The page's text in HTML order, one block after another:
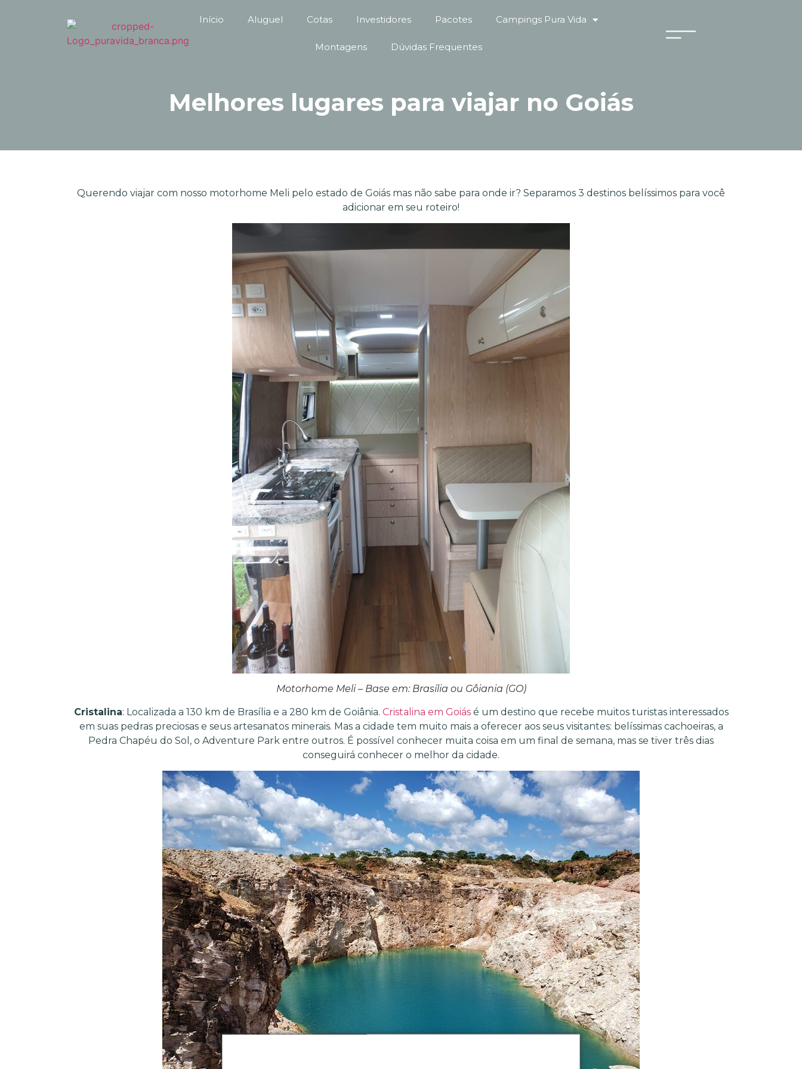
Início Aluguel Cotas Investidores Pacotes Campings Pura Vida
Montagens Dúvidas Frequentes
Melhores lugares para viajar no Goiás
Querendo viajar com nosso motorhome Meli pelo estado de Goiás mas não sabe para onde ir? Separamos 3 destinos belíssimos para você
adicionar em seu roteiro!
Motorhome Meli – Base em: Brasília ou Gôiania (GO)
Cristalina: Localizada a 130 km de Brasília e a 280 km de Goiânia. Cristalina em Goiásé um destino que recebe muitos turistas interessados
em suas pedras preciosas e seus artesanatos minerais. Mas a cidade tem muito mais a oferecer aos seus visitantes: belíssimas cachoeiras, a
Pedra Chapéu do Sol, o Adventure Park entre outros. É possível conhecer muita coisa em um final de semana, mas se tiver três dias
conseguirá conhecer o melhor da cidade.